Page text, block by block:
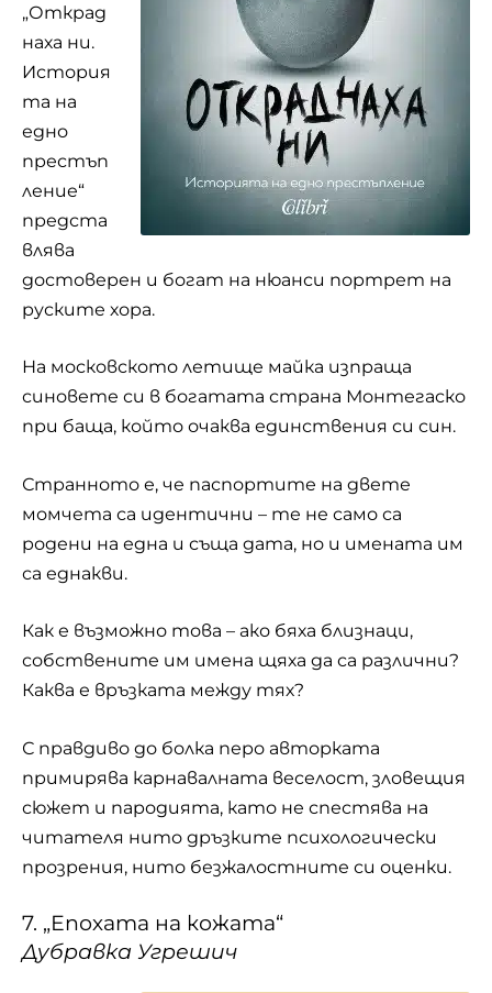
„Открад
наха ни.
История
та на
едно
престъп
ление“
предста
влява
достоверен и богат на нюанси портрет на
руските хора.
На московското летище майка изпраща
синовете си в богатата страна Монтегаско
при баща, който очаква единствения си син.
Странното е, че паспортите на двете
момчета са идентични – те не само са
родени на една и съща дата, но и имената им
са еднакви.
Как е възможно това – ако бяха близнаци,
собствените им имена щяха да са различни?
Каква е връзката между тях?
С правдиво до болка перо авторката
примирява карнавалната веселост, зловещия
сюжет и пародията, като не спестява на
читателя нито дръзките психологически
прозрения, нито безжалостните си оценки.
7. „Епохата на кожата“
Дубравка Угрешич